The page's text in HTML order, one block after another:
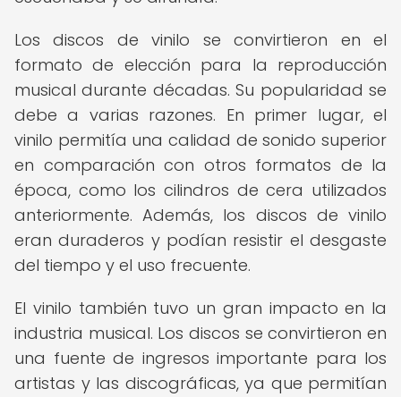
Los discos de vinilo se convirtieron en el
formato de elección para la reproducción
musical durante décadas. Su popularidad se
debe a varias razones. En primer lugar, el
vinilo permitía una calidad de sonido superior
en comparación con otros formatos de la
época, como los cilindros de cera utilizados
anteriormente. Además, los discos de vinilo
eran duraderos y podían resistir el desgaste
del tiempo y el uso frecuente.
El vinilo también tuvo un gran impacto en la
industria musical. Los discos se convirtieron en
una fuente de ingresos importante para los
artistas y las discográficas, ya que permitían